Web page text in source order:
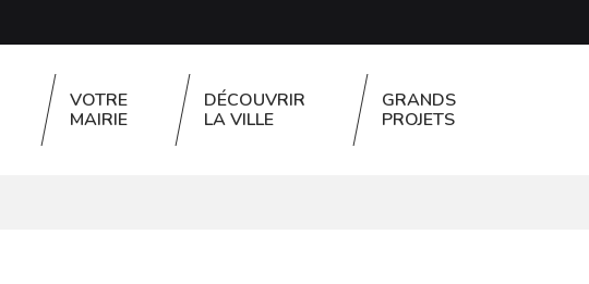
VOTRE
MAIRIE
DÉCOUVRIR
LA VILLE
GRANDS
PROJETS